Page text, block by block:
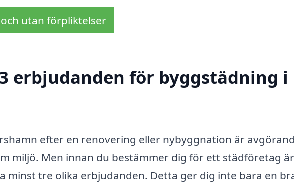
utan förpliktelser
erbjudanden för byggstädning i
efter en renovering eller nybyggnation är
miljö. Men innan du bestämmer dig för ett städföretag
minst tre olika erbjudanden. Detta ger dig inte bara en